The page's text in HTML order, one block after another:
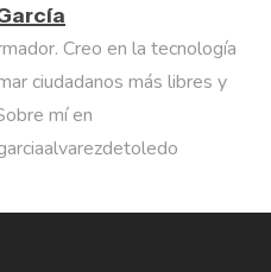
Creo en la tecnología
ciudadanos más libres y
mí en